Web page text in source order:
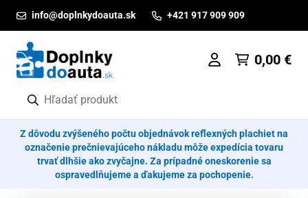
info@doplnkydoauta.sk +421 917 909 909
0,00 €
Z dôvodu zvýšeného počtu objednávok reflexných plachiet na
označenie prečnievajúceho nákladu môže expedícia tovaru
trvať dlhšie ako zvyčajne. Za prípadné oneskorenie sa
ospravedlňujeme a ďakujeme za pochopenie.